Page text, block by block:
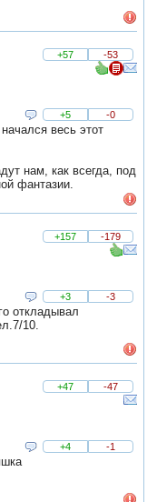
+57
-53
+5 -0
весь этот
нам, как всегда, под
фантазии.
+157
-179
+3 -3
откладывал
10.
+47
-47
+4 -1